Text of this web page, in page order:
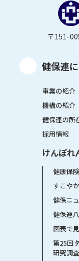
〒151-
健保連
事業の紹介
機構の紹介
健保連の所
採用情報
けんぽれ
健康保険
すこや
健保ニ
健保連
図表で
第25回
研究調